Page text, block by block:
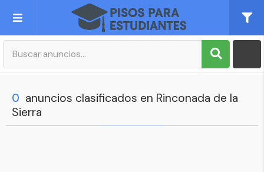
Publica tu Anuncio
Mi cuenta
0 anuncios clasificados en Rinconada de la
Sierra